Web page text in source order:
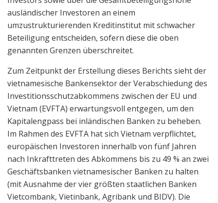
ausländischer Investoren an einem
umzustrukturierenden Kreditinstitut mit schwacher
Beteiligung entscheiden, sofern diese die oben
genannten Grenzen überschreitet.
Zum Zeitpunkt der Erstellung dieses Berichts sieht der
vietnamesische Bankensektor der Verabschiedung des
Investitionsschutzabkommens zwischen der EU und
Vietnam (EVFTA) erwartungsvoll entgegen, um den
Kapitalengpass bei inländischen Banken zu beheben.
Im Rahmen des EVFTA hat sich Vietnam verpflichtet,
europäischen Investoren innerhalb von fünf Jahren
nach Inkrafttreten des Abkommens bis zu 49 % an zwei
Geschäftsbanken vietnamesischer Banken zu halten
(mit Ausnahme der vier größten staatlichen Banken
Vietcombank, Vietinbank, Agribank und BIDV). Die